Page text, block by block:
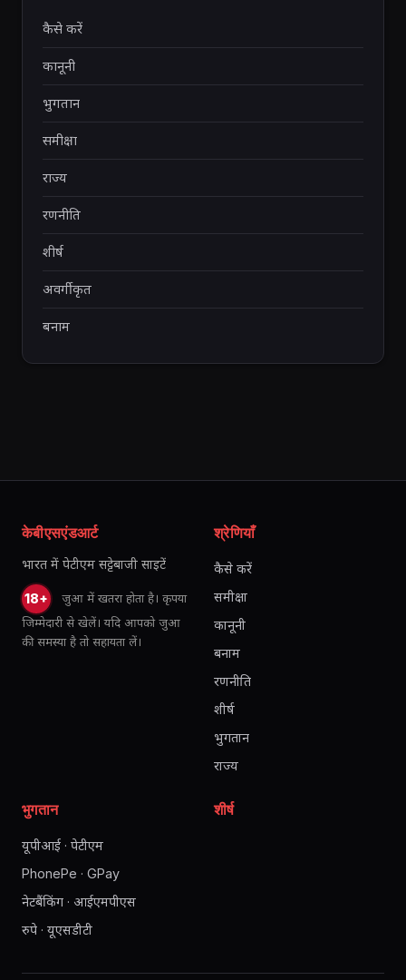
कैसे करें
कानूनी
भुगतान
समीक्षा
राज्य
रणनीति
शीर्ष
अवर्गीकृत
बनाम
केबीएसएंडआर्ट
भारत में पेटीएम सट्टेबाजी साइटें
18+
जुआ में खतरा होता है। कृपया
जिम्मेदारी से खेलें। यदि आपको जुआ
की समस्या है तो सहायता लें।
श्रेणियाँ
कैसे करें
समीक्षा
कानूनी
बनाम
रणनीति
शीर्ष
भुगतान
राज्य
भुगतान
यूपीआई · पेटीएम
PhonePe · GPay
नेटबैंकिंग · आईएमपीएस
रुपे · यूएसडीटी
शीर्ष